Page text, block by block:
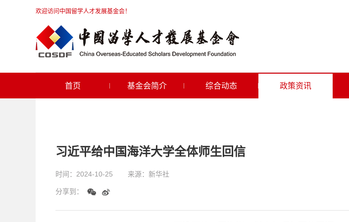
欢迎访问中国留学人才发展基金会！
首页 基金会简介 综合动态 政策资讯
习近平给中国海洋大学全体师生回信
时间： 2024-10-25 来源： 新华社
分享到：